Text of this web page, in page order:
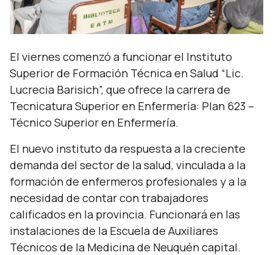
El viernes comenzó a funcionar el Instituto
Superior de Formación Técnica en Salud “Lic.
Lucrecia Barisich”, que ofrece la carrera de
Tecnicatura Superior en Enfermería: Plan 623 –
Técnico Superior en Enfermería.
El nuevo instituto da respuesta a la creciente
demanda del sector de la salud, vinculada a la
formación de enfermeros profesionales y a la
necesidad de contar con trabajadores
calificados en la provincia. Funcionará en las
instalaciones de la Escuela de Auxiliares
Técnicos de la Medicina de Neuquén capital.